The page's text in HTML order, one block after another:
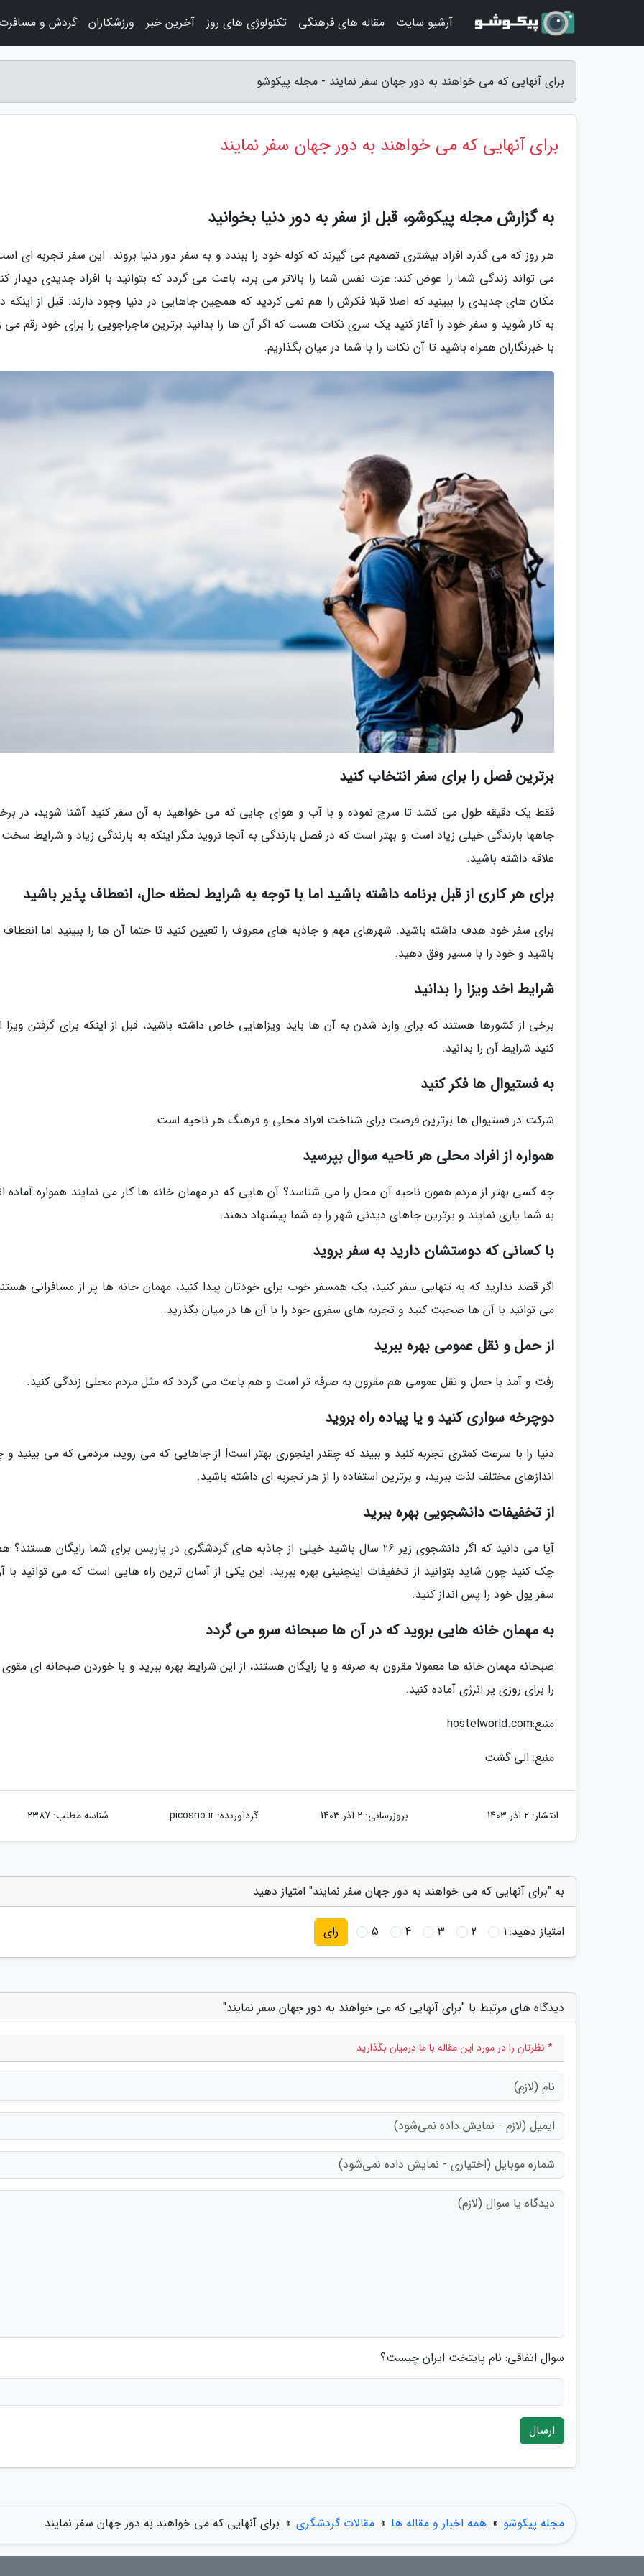
برای آنهایی که می خواهند به دور جهان سفر نمایند - مجله پیکوشو
برای آنهایی که می خواهند به دور جهان سفر نمایند
به گزارش مجله پیکوشو، قبل از سفر به دور دنیا بخوانید
هر روز که می گذرد افراد بیشتری تصمیم می گیرند که کوله خود را ببندد و به سفر دور دنیا بروند. این سفر تجربه ای
می تواند زندگی شما را عوض کند: عزت نفس شما را بالاتر می برد، باعث می گردد که بتوانید با افراد جدیدی دیدار
مکان های جدیدی را ببینید که اصلا قبلا فکرش را هم نمی کردید که همچین جاهایی در دنیا وجود دارند. قبل از
به کار شوید و سفر خود را آغاز کنید یک سری نکات هست که اگر آن ها را بدانید برترین ماجراجویی را برای خود رقم می
با خبرنگاران همراه باشید تا آن نکات را با شما در میان بگذاریم.
برترین فصل را برای سفر انتخاب کنید
فقط یک دقیقه طول می کشد تا سرچ نموده و با آب و هوای جایی که می خواهید به آن سفر کنید آشنا شوید، در
جاهها بارندگی خیلی زیاد است و بهتر است که در فصل بارندگی به آنجا نروید مگر اینکه به بارندگی زیاد و شرایط
علاقه داشته باشید.
برای هر کاری از قبل برنامه داشته باشید اما با توجه به شرایط لحظه حال، انعطاف پذیر باشید
برای سفر خود هدف داشته باشید. شهرهای مهم و جاذبه های معروف را تعیین کنید تا حتما آن ها را ببینید اما انعطاف
باشید و خود را با مسیر وفق دهید.
شرایط اخد ویزا را بدانید
برخی از کشورها هستند که برای وارد شدن به آن ها باید ویزاهایی خاص داشته باشید، قبل از اینکه برای گرفتن ویزا
کنید شرایط آن را بدانید.
به فستیوال ها فکر کنید
شرکت در فستیوال ها برترین فرصت برای شناخت افراد محلی و فرهنگ هر ناحیه است.
همواره از افراد محلی هر ناحیه سوال بپرسید
چه کسی بهتر از مردم همون ناحیه آن محل را می شناسد؟ آن هایی که در مهمان خانه ها کار می نمایند همواره آماده
به شما یاری نمایند و برترین جاهای دیدنی شهر را به شما پیشنهاد دهند.
با کسانی که دوستشان دارید به سفر بروید
اگر قصد ندارید که به تنهایی سفر کنید، یک همسفر خوب برای خودتان پیدا کنید، مهمان خانه ها پر از مسافرانی
می توانید با آن ها صحبت کنید و تجربه های سفری خود را با آن ها در میان بگذرید.
از حمل و نقل عمومی بهره ببرید
رفت و آمد با حمل و نقل عمومی هم مقرون به صرفه تر است و هم باعث می گردد که مثل مردم محلی زندگی کنید.
دوچرخه سواری کنید و یا پیاده راه بروید
دنیا را با سرعت کمتری تجربه کنید و ببیند که چقدر اینجوری بهتر است! از جاهایی که می روید، مردمی که می بینید
اندازهای مختلف لذت ببرید، و برترین استفاده را از هر تجربه ای داشته باشید.
از تخفیفات دانشجویی بهره ببرید
آیا می دانید که اگر دانشجوی زیر 26 سال باشید خیلی از جاذبه های گردشگری در پاریس برای شما رایگان هستند؟
چک کنید چون شاید بتوانید از تخفیفات اینچنینی بهره ببرید. این یکی از آسان ترین راه هایی است که می توانید با
سفر پول خود را پس انداز کنید.
به مهمان خانه هایی بروید که در آن ها صبحانه سرو می گردد
صبحانه مهمان خانه ها معمولا مقرون به صرفه و یا رایگان هستند، از این شرایط بهره ببرید و با خوردن صبحانه ای
را برای روزی پر انرژی آماده کنید.
منبع:hostelworld.com
منبع: الی گشت
انتشار: 2 آذر 1403 بروزرسانی: 2 آذر 1403 گردآورنده:picosho.ir شناسه مطلب: 2387
به "برای آنهایی که می خواهند به دور جهان سفر نمایند" امتیاز دهید
امتیاز دهید:1
2
3
4
5 رای
دیدگاه های مرتبط با "برای آنهایی که می خواهند به دور جهان سفر نمایند"
* نظرتان را در مورد این مقاله با ما درمیان بگذارید
سوال اتفاقی: نام پایتخت ایران چیست؟
ارسال
مجله پیکوشو » همه اخبار و مقاله ها » مقالات گردشگری » برای آنهایی که می خواهند به دور جهان سفر نمایند
آرشیو سایت مقاله های فرهنگی تکنولوژی های روز آخرین خبر ورزشکاران گردش و